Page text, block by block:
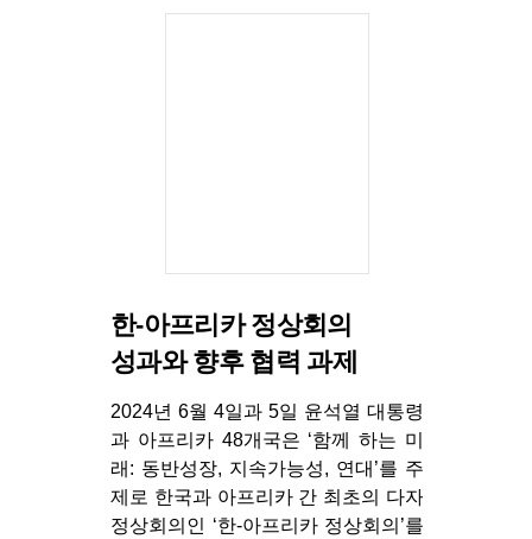
한-아프리카 정상회의
성과와 향후 협력 과제
2024년 6월 4일과 5일 윤석열 대통령
과 아프리카 48개국은 ‘함께 하는 미
래: 동반성장, 지속가능성, 연대’를 주
제로 한국과 아프리카 간 최초의 다자
정상회의인 ‘한-아프리카 정상회의’를